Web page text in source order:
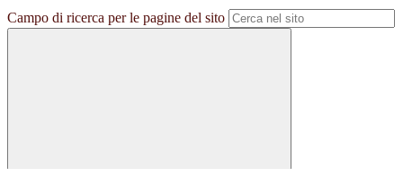
Campo di ricerca per le pagine del sito